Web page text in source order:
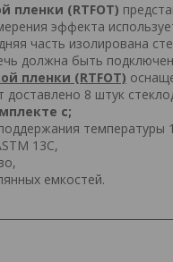
пленки (RTFOT)
эффекта
часть изолирована
должна быть
пленки (RTFOT)
доставлено 8 штук
с;
температуры
13C,
емкостей.